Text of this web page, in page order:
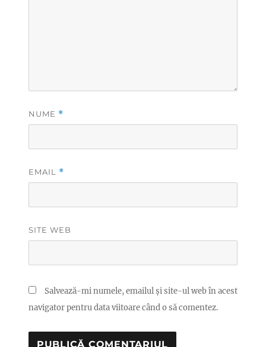
NUME *
EMAIL *
SITE WEB
Salvează-mi numele, emailul și site-ul web în acest
navigator pentru data viitoare când o să comentez.